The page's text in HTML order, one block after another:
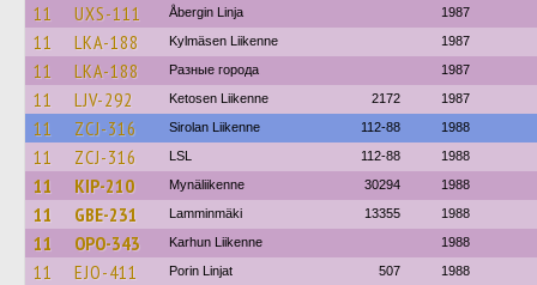
11 UXS-111 Åbergin Linja 1987
11 LKA-188 Kylmäsen Liikenne 1987
11 LKA-188 Разные города 1987
11 LJV-292 Ketosen Liikenne 2172 1987
11 ZCJ-316 Sirolan Liikenne 112-88 1988
11 ZCJ-316 LSL 112-88 1988
11 KIP-210 Mynäliikenne 30294 1988
11 GBE-231 Lamminmäki 13355 1988
11 OPO-343 Karhun Liikenne 1988
11 EJO-411 Porin Linjat 507 1988